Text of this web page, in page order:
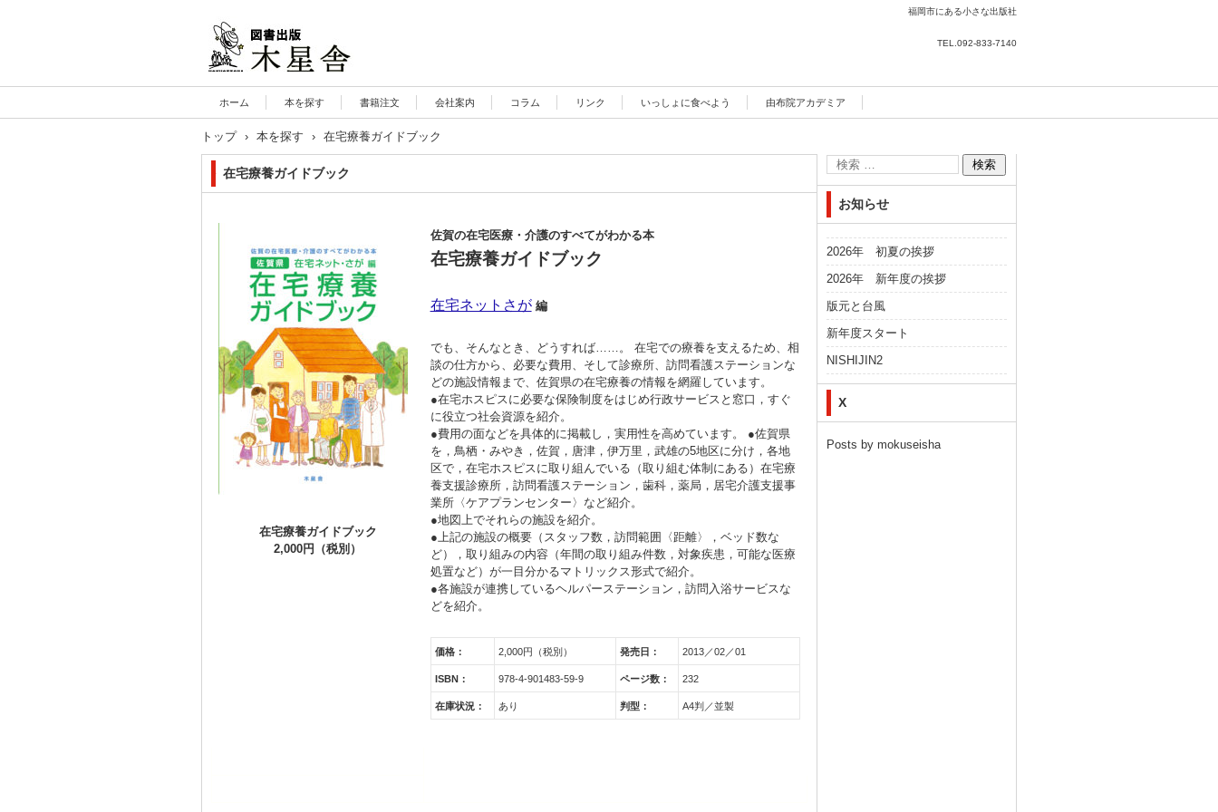
木星舎ホームページ
福岡市にある小さな出版社
TEL. 092-833-7140
ホーム 本を探す 書籍注文 会社案内 コラム リンク いっしょに食べよう 由布院アカデミア
トップ › 本を探す › 在宅療養ガイドブック
在宅療養ガイドブック
在宅療養ガイドブック
2,000円（税別）
佐賀の在宅医療・介護のすべてがわかる本
在宅療養ガイドブック
在宅ネットさが 編
でも、そんなとき、どうすれば……。 在宅での療養を支えるため、相
談の仕方から、必要な費用、そして診療所、訪問看護ステーションな
どの施設情報まで、佐賀県の在宅療養の情報を網羅しています。
●在宅ホスピスに必要な保険制度をはじめ行政サービスと窓口，すぐ
に役立つ社会資源を紹介。
●費用の面などを具体的に掲載し，実用性を高めています。 ●佐賀県
を，鳥栖・みやき，佐賀，唐津，伊万里，武雄の5地区に分け，各地
区で，在宅ホスピスに取り組んでいる（取り組む体制にある）在宅療
養支援診療所，訪問看護ステーション，歯科，薬局，居宅介護支援事
業所〈ケアプランセンター〉など紹介。
●地図上でそれらの施設を紹介。
●上記の施設の概要（スタッフ数，訪問範囲〈距離〉，ベッド数な
ど），取り組みの内容（年間の取り組み件数，対象疾患，可能な医療
処置など）が一目分かるマトリックス形式で紹介。
●各施設が連携しているヘルパーステーション，訪問入浴サービスな
どを紹介。
価格： 2,000円（税別） 発売日： 2013／02／01
ISBN： 978-4-901483-59-9 ページ数： 232
在庫状況： あり 判型： A4判／並製
お知らせ
2026年 初夏の挨拶
2026年 新年度の挨拶
版元と台風
新年度スタート
NISHIJIN2
X
Posts by mokuseisha